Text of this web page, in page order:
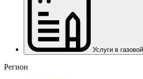
Услуги в
Регион